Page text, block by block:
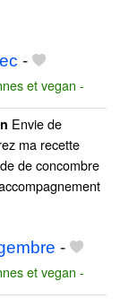
-
et vegan -
Envie de
ma recette
de concombre
-
et vegan -